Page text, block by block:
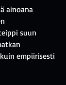
ainoana
suun
empiirisesti